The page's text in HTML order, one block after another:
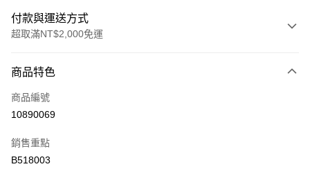
付款與運送方式
超取滿NT$2,000免運
信用卡一次付款
LINE Pay
街口支付
商品特色
商品編號
10890069
銷售重點
B518003